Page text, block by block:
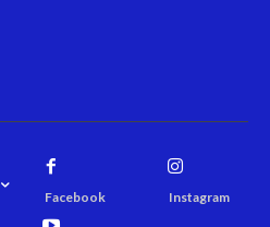
Facebook Instagram